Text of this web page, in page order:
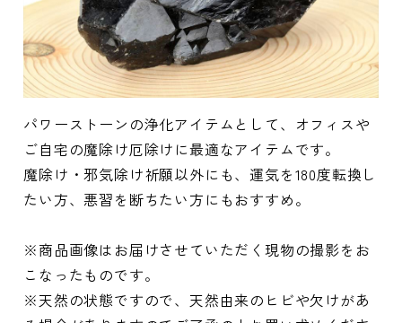
パワーストーンの浄化アイテムとして、オフィスや
ご自宅の魔除け厄除けに最適なアイテムです。
魔除け・邪気除け祈願以外にも、運気を180度転換し
たい方、悪習を断ちたい方にもおすすめ。
※商品画像はお届けさせていただく現物の撮影をお
こなったものです。
※天然の状態ですので、天然由来のヒビや欠けがあ